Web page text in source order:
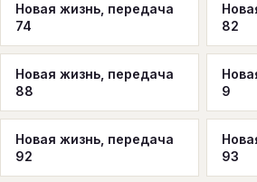
Новая жизнь, передача
74
82
Новая жизнь, передача
88
9
Новая жизнь, передача
92
93